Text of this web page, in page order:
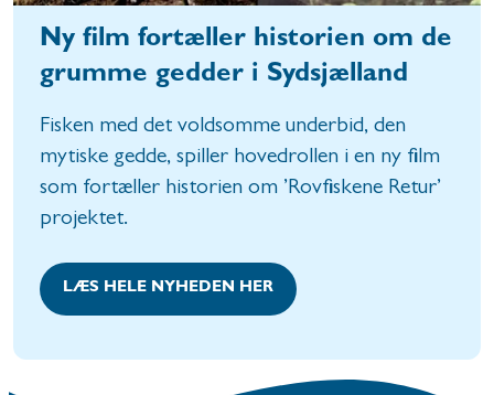
Ny film fortæller historien om de
grumme gedder i Sydsjælland
Fisken med det voldsomme underbid, den
mytiske gedde, spiller hovedrollen i en ny film
som fortæller historien om ’Rovfiskene Retur’
projektet.
LÆS HELE NYHEDEN HER